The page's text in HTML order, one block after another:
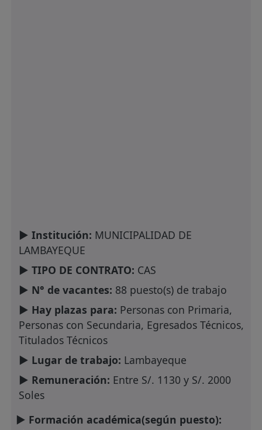
► Institución: MUNICIPALIDAD DE
LAMBAYEQUE
► TIPO DE CONTRATO: CAS
► N° de vacantes: 88 puesto(s) de trabajo
► Hay plazas para: Personas con Primaria,
Personas con Secundaria, Egresados Técnicos,
Titulados Técnicos
► Lugar de trabajo: Lambayeque
► Remuneración: Entre S/. 1130 y S/. 2000
Soles
► Formación académica(según puesto):